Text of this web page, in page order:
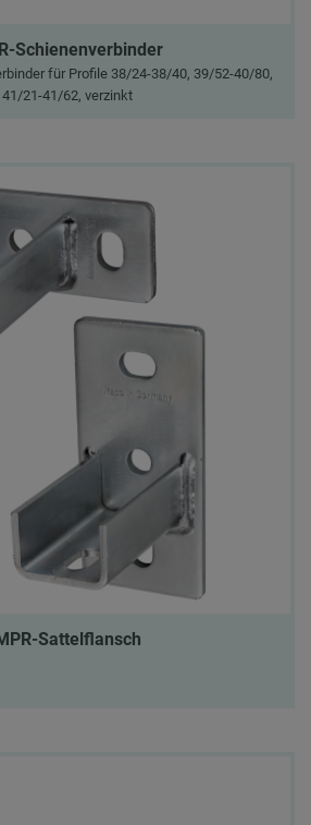
Schienenverbinder
für Profile 38/24-38/40, 39/52-40/80,
41/21-41/62, verzinkt
Sattelflansch